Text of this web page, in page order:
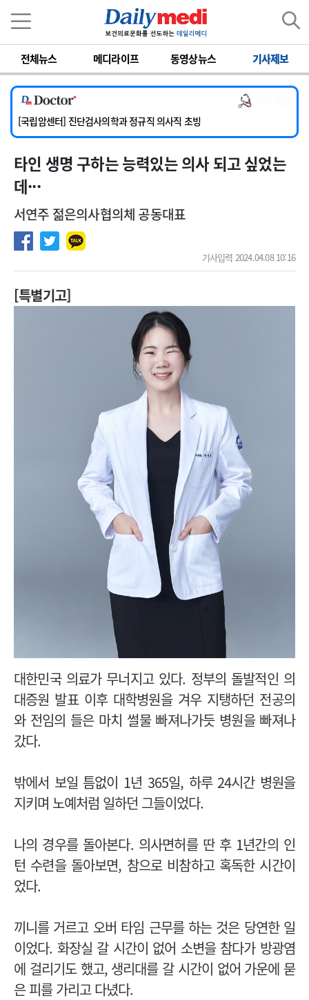
전체뉴스 메디라이프 동영상뉴스 기사제보
[서울아산병원] 2026년 하반기 인턴 모집
[명지병원] 하반기 전공의(인턴) 모집
[국립암센터] 진단검사의학과 정규직 의사직 초빙
[인제대학교해운대백병원] 치과 진료교수 모집 공고
[서울아산병원] 2026년 하반기 인턴 모집
[명지병원] 하반기 전공의(인턴) 모집
타인 생명 구하는 능력있는 의사 되고 싶었는
데···
서연주 젊은의사협의체 공동대표
기사입력 2024.04.08 10:16
[특별기고]
대한민국 의료가 무너지고 있다. 정부의 돌발적인 의
대증원 발표 이후 대학병원을 겨우 지탱하던 전공의
와 전임의 들은 마치 썰물 빠져나가듯 병원을 빠져나
갔다.
밖에서 보일 틈없이 1년 365일, 하루 24시간 병원을
지키며 노예처럼 일하던 그들이었다.
나의 경우를 돌아본다. 의사면허를 딴 후 1년간의 인
턴 수련을 돌아보면, 참으로 비참하고 혹독한 시간이
었다.
끼니를 거르고 오버 타임 근무를 하는 것은 당연한 일
이었다. 화장실 갈 시간이 없어 소변을 참다가 방광염
에 걸리기도 했고, 생리대를 갈 시간이 없어 가운에 묻
은 피를 가리고 다녔다.